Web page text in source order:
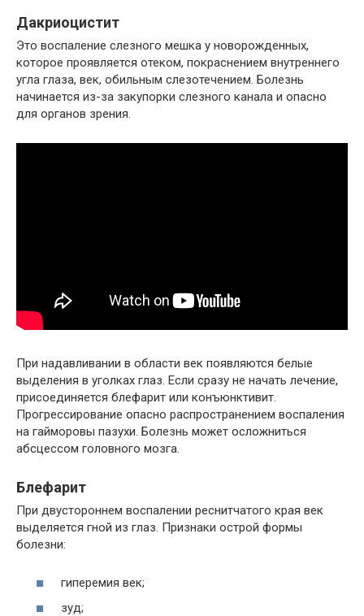
Дакриоцистит
Это воспаление слезного мешка у новорожденных,
которое проявляется отеком, покраснением внутреннего
угла глаза, век, обильным слезотечением. Болезнь
начинается из-за закупорки слезного канала и опасно
для органов зрения.
При надавливании в области век появляются белые
выделения в уголках глаз. Если сразу не начать лечение,
присоединяется блефарит или конъюнктивит.
Прогрессирование опасно распространением воспаления
на гайморовы пазухи. Болезнь может осложниться
абсцессом головного мозга.
Блефарит
При двустороннем воспалении реснитчатого края век
выделяется гной из глаз. Признаки острой формы
болезни:
гиперемия век;
зуд;